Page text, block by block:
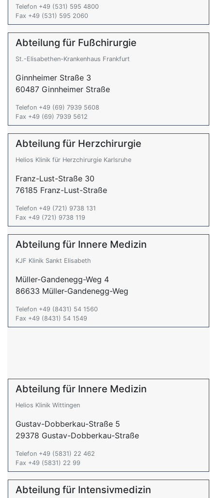
Telefon +49 (531) 595 4800
Fax +49 (531) 595 2060
Abteilung für Fußchirurgie
St.-Elisabethen-Krankenhaus Frankfurt
Ginnheimer Straße 3
60487 Ginnheimer Straße
Telefon +49 (69) 7939 5608
Fax +49 (69) 7939 5612
Abteilung für Herzchirurgie
Helios Klinik für Herzchirurgie Karlsruhe
Franz-Lust-Straße 30
76185 Franz-Lust-Straße
Telefon +49 (721) 9738 131
Fax +49 (721) 9738 119
Abteilung für Innere Medizin
KJF Klinik Sankt Elisabeth
Müller-Gandenegg-Weg 4
86633 Müller-Gandenegg-Weg
Telefon +49 (8431) 54 1560
Fax +49 (8431) 54 1549
Abteilung für Innere Medizin
Helios Klinik Wittingen
Gustav-Dobberkau-Straße 5
29378 Gustav-Dobberkau-Straße
Telefon +49 (5831) 22 462
Fax +49 (5831) 22 99
Abteilung für Intensivmedizin